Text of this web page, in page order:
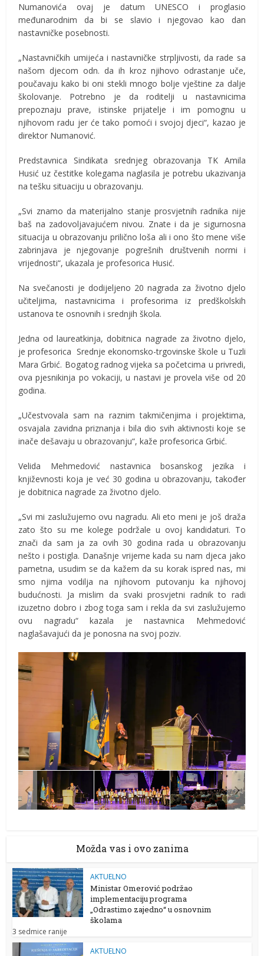
Numanovića ovaj je datum UNESCO i proglasio
međunarodnim da bi se slavio i njegovao kao dan
nastavničke posebnosti.
„Nastavničkih umijeća i nastavničke strpljivosti, da rade sa
našom djecom odn. da ih kroz njihovo odrastanje uče,
poučavaju kako bi oni stekli mnogo bolje vještine za dalje
školovanje. Potrebno je da roditelji u nastavnicima
prepoznaju prave, istinske prijatelje i im pomognu u
njihovom radu jer će tako pomoći i svojoj djeci“, kazao je
direktor Numanović.
Predstavnica Sindikata srednjeg obrazovanja TK Amila
Husić uz čestitke kolegama naglasila je potrebu ukazivanja
na tešku situaciju u obrazovanju.
„Svi znamo da materijalno stanje prosvjetnih radnika nije
baš na zadovoljavajućem nivou. Znate i da je sigurnosna
situacija u obrazovanju prilično loša ali i ono što mene više
zabrinjava je njegovanje pogrešnih društvenih normi i
vrijednosti“, ukazala je profesorica Husić.
Na svečanosti je dodijeljeno 20 nagrada za životno djelo
učiteljima, nastavnicima i profesorima iz predškolskih
ustanova te osnovnih i srednjih škola.
Jedna od laureatkinja, dobitnica nagrade za životno djelo,
je profesorica Srednje ekonomsko-trgovinske škole u Tuzli
Mara Grbić. Bogatog radnog vijeka sa početcima u privredi,
ova pjesnikinja po vokaciji, u nastavi je provela više od 20
godina.
„Učestvovala sam na raznim takmičenjima i projektima,
osvajala zavidna priznanja i bila dio svih aktivnosti koje se
inače dešavaju u obrazovanju“, kaže profesorica Grbić.
Velida Mehmedović nastavnica bosanskog jezika i
književnosti koja je već 30 godina u obrazovanju, također
je dobitnica nagrade za životno djelo.
„Svi mi zaslužujemo ovu nagradu. Ali eto meni je još draža
zato što su me kolege podržale u ovoj kandidaturi. To
znači da sam ja za ovih 30 godina rada u obrazovanju
nešto i postigla. Današnje vrijeme kada su nam djeca jako
pametna, usudim se da kažem da su korak ispred nas, mi
smo njima vodilja na njihovom putovanju ka njihovoj
budućnosti. Ja mislim da svaki prosvjetni radnik to radi
izuzetno dobro i zbog toga sam i rekla da svi zaslužujemo
ovu nagradu“ kazala je nastavnica Mehmedović
naglašavajući da je ponosna na svoj poziv.
Možda vas i ovo zanima
AKTUELNO
Ministar Omerović podržao
implementaciju programa
„Odrastimo zajedno“ u osnovnim
školama
3 sedmice ranije
AKTUELNO